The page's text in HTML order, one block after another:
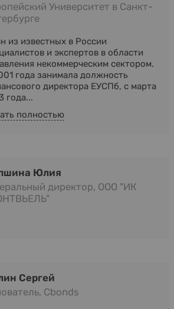
Университет в Санкт-
из известных в России
и экспертов в области
некоммерческим сектором.
года занимала должность
директора ЕУСПб, с марта
года...
полностью
Юлия
директор, ООО "ИК
Сергей
Cbonds